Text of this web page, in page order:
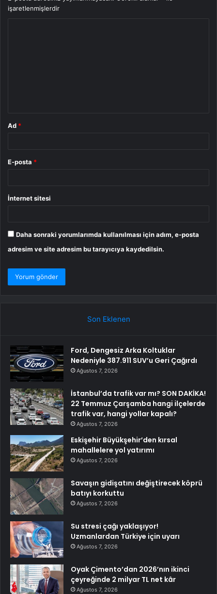
işaretlenmişlerdir
Ad *
E-posta *
İnternet sitesi
Daha sonraki yorumlarımda kullanılması için adım, e-posta
adresim ve site adresim bu tarayıcıya kaydedilsin.
Son Eklenen
Ford, Dengesiz Arka Koltuklar
Nedeniyle 387.911 SUV’u Geri Çağırdı
Ağustos 7, 2026
İstanbul’da trafik var mı? SON DAKİKA!
22 Temmuz Çarşamba hangi ilçelerde
trafik var, hangi yollar kapalı?
Ağustos 7, 2026
Eskişehir Büyükşehir’den kırsal
mahallelere yol yatırımı
Ağustos 7, 2026
Savaşın gidişatını değiştirecek köprü
batıyı korkuttu
Ağustos 7, 2026
Su stresi çağı yaklaşıyor!
Uzmanlardan Türkiye için uyarı
Ağustos 7, 2026
Oyak Çimento’dan 2026’nın ikinci
çeyreğinde 2 milyar TL net kâr
Ağustos 7, 2026